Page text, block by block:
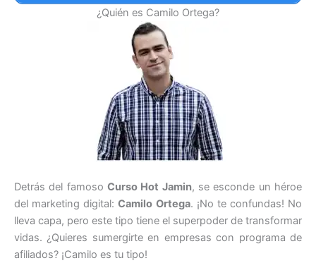
¿Quién es Camilo Ortega?
Detrás del famoso Curso Hot Jamin, se esconde un héroe
del marketing digital:Camilo Ortega. ¡No te confundas! No
lleva capa, pero este tipo tiene el superpoder de transformar
vidas. ¿Quieres sumergirte en empresas con programa de
afiliados? ¡Camilo es tu tipo!